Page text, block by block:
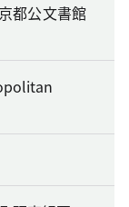
都公文書館